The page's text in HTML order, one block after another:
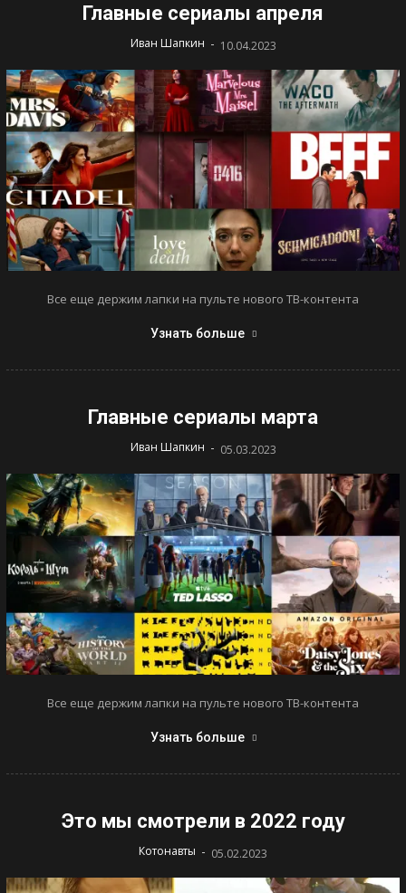
Главные сериалы апреля
Иван Шапкин - 10.04.2023
Все еще держим лапки на пульте нового ТВ-контента
Узнать больше
Главные сериалы марта
Иван Шапкин - 05.03.2023
Все еще держим лапки на пульте нового ТВ-контента
Узнать больше
Это мы смотрели в 2022 году
Котонавты - 05.02.2023